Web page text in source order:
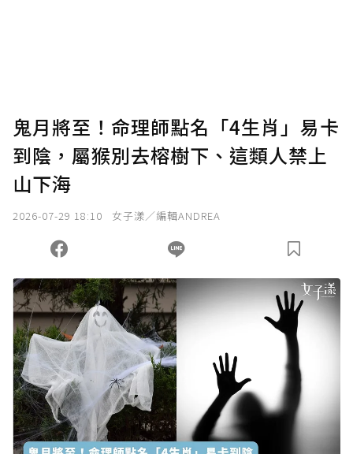
鬼月將至！命理師點名「4生肖」易卡
到陰，屬猴別去榕樹下、這類人禁上
山下海
2026-07-29 18:10 女子漾／編輯ANDREA